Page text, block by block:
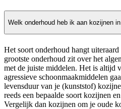
Welk onderhoud heb ik aan kozijnen
Het soort onderhoud hangt
grootste onderhoud zit over het
met de juiste middelen. Het is altijd
agressieve schoonmaakmiddelen
levensduur van je (kunststof)
reeds een bepaalde soort kozijnen
Vergelijk dan kozijnen om je oude